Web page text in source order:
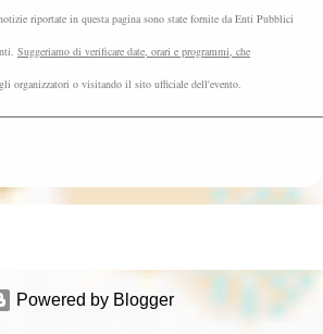
riportate in questa pagina sono state fornite da Enti Pubblici
Suggeriamo di verificare date, orari e programmi, che
gli organizzatori o visitando il sito ufficiale dell'evento.
Powered by Blogger